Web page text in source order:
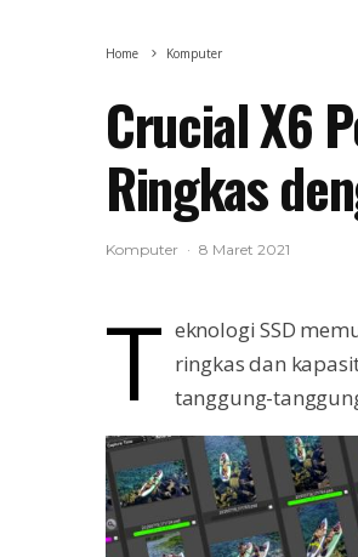
Home Komputer
Crucial X6
Ringkas
Komputer · 8 Maret 2021
T eknologi SSD
ringkas dan
tanggung-